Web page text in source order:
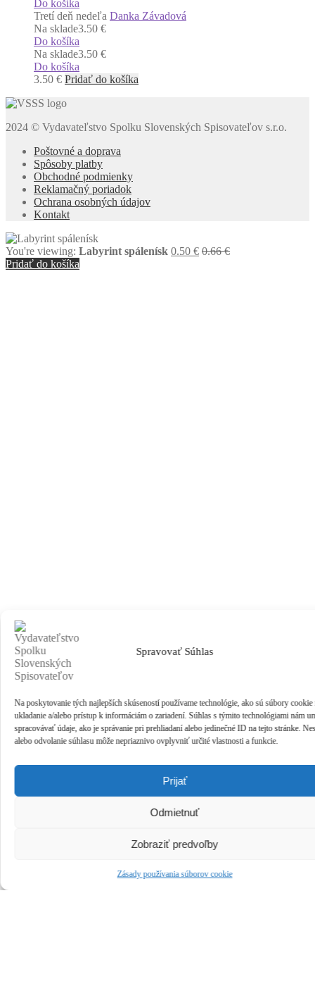
Spravovať Súhlas
Na poskytovanie tých najlepších skúseností používame technológie, ako sú súbory cookie
ukladanie a/alebo prístup k informáciám o zariadení. Súhlas s týmito technológiami nám
spracovávať údaje, ako je správanie pri prehliadaní alebo jedinečné ID na tejto stránke.
alebo odvolanie súhlasu môže nepriaznivo ovplyvniť určité vlastnosti a funkcie.
Prijať
Odmietnuť
Zobraziť predvoľby
Zásady používania súborov cookie
Do košíka
Tretí deň nedeľa Danka Závadová
Na sklade3.50 €
Do košíka
Na sklade3.50 €
Do košíka
3.50 € Pridať do košíka
2024 © Vydavateľstvo Spolku Slovenských Spisovateľov s.r.o.
Poštovné a doprava
Spôsoby platby
Obchodné podmienky
Reklamačný poriadok
Ochrana osobných údajov
Kontakt
You're viewing: Labyrint spálenísk 0.50 € 0.66€
Pridať do košíka